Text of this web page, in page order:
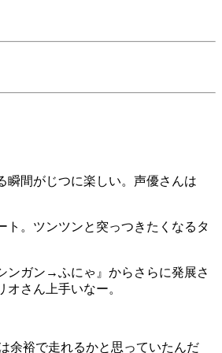
瞬間がじつに楽しい。声優さんは
。ツンツンと突っつきたくなるタ
ガン→ふにゃ』からさらに発展さ
さん上手いなー。
余裕で走れるかと思っていたんだ